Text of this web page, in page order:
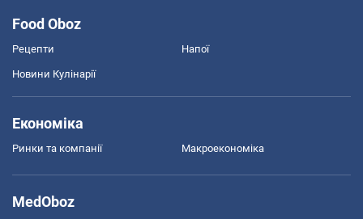
Food Oboz
Рецепти Напої
Новини Кулінарії
Економіка
Ринки та компанії Макроекономіка
MedOboz